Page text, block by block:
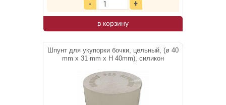
в корзину
Шпунт для укупорки бочки, цельный, (ø 40
mm x 31 mm x Н 40mm), силикон